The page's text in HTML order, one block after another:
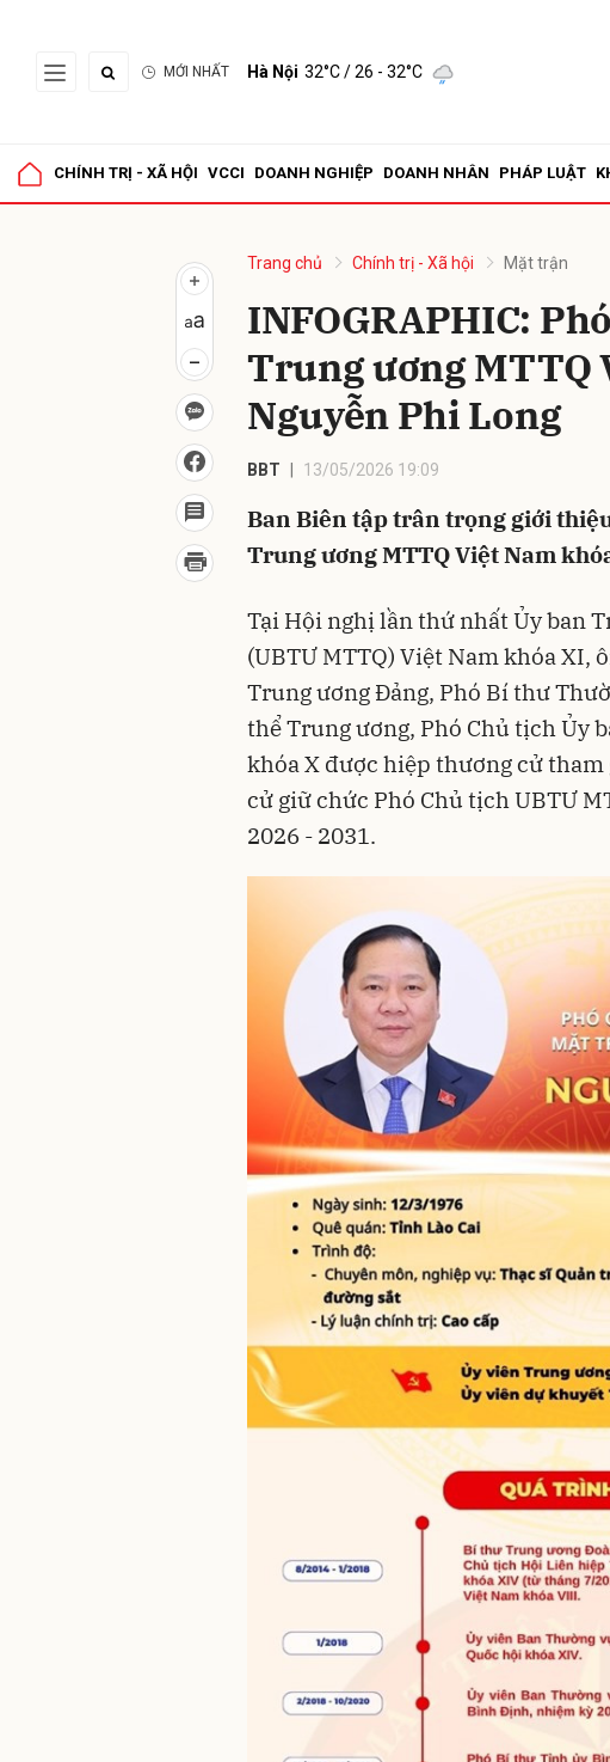
MỚI NHẤT Hà Nội 32°C/ 26 - 32°C
CHÍNH TRỊ - XÃ HỘI VCCI DOANH NGHIỆP DOANH NHÂN PHÁP LUẬT
Trang chủ Chính trị - Xã hội Mặt trận
INFOGRAPHIC:
Trung ương MTTQ
Nguyễn Phi Long
BBT 13/05/2026 19:09
Ban Biên tập trân trọng giới
Trung ương MTTQ Việt Nam
Tại Hội nghị lần thứ nhất Ủy ban
(UBTƯ MTTQ) Việt Nam khóa XI,
Trung ương Đảng, Phó Bí thư
thể Trung ương, Phó Chủ tịch Ủy
khóa X được hiệp thương cử tham
cử giữ chức Phó Chủ tịch UBTƯ
2026 - 2031.